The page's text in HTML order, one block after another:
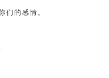
们的感情。